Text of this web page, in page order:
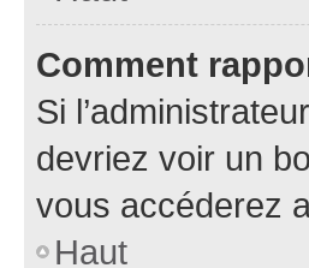
Comment
Si
devriez voir un
vous accéderez
Haut